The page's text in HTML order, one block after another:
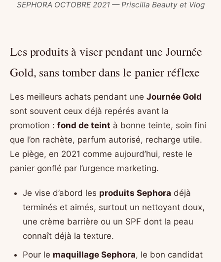
SEPHORA OCTOBRE 2021 — Priscilla Beauty et Vlog
Les produits à viser pendant une Journée
Gold, sans tomber dans le panier réflexe
Les meilleurs achats pendant une Journée Gold
sont souvent ceux déjà repérés avant la
promotion : fond de teint à bonne teinte, soin fini
que l’on rachète, parfum autorisé, recharge utile.
Le piège, en 2021 comme aujourd’hui, reste le
panier gonflé par l’urgence marketing.
Je vise d’abord les produits Sephora déjà
terminés et aimés, surtout un nettoyant doux,
une crème barrière ou un SPF dont la peau
connaît déjà la texture.
Pour le maquillage Sephora, le bon candidat